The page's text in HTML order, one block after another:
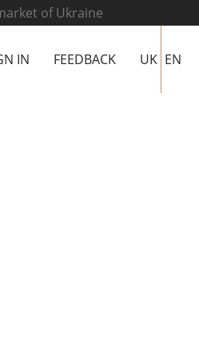
of Ukraine
IN FEEDBACK UK EN